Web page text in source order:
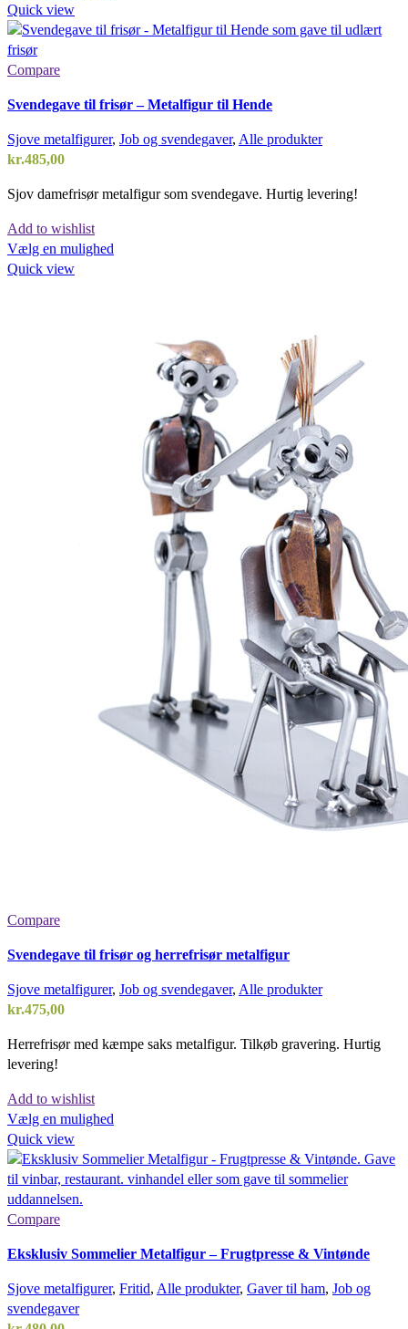
Quick view
Compare
Svendegave til frisør – Metalfigur til Hende
Sjove metalfigurer, Job og svendegaver, Alle produkter
kr.485,00
Sjov damefrisør metalfigur som svendegave. Hurtig levering!
Add to wishlist
Vælg en mulighed
Quick view
Compare
Svendegave til frisør og herrefrisør metalfigur
Sjove metalfigurer, Job og svendegaver, Alle produkter
kr.475,00
Herrefrisør med kæmpe saks metalfigur. Tilkøb gravering. Hurtig
levering!
Add to wishlist
Vælg en mulighed
Quick view
Compare
Eksklusiv Sommelier Metalfigur – Frugtpresse & Vintønde
Sjove metalfigurer, Fritid, Alle produkter, Gaver til ham, Job og
svendegaver